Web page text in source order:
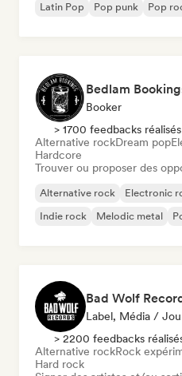
Latin Pop
Pop punk Pop
Bedlam
Booker
> 1700 feedbacks réalisés
Alternative rockDream pop
Hardcore
Trouver ou proposer des
Alternative rock Electronic
Indie rock
Melodic metal
Bad Wolf
Label, Média /
> 2200 feedbacks
Alternative rockRock
Hard rock